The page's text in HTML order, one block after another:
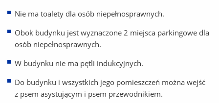
Nie ma toalety dla osób niepełnosprawnych.
Obok budynku jest wyznaczone 2 miejsca parkingowe dla
osób niepełnosprawnych.
W budynku nie ma pętli indukcyjnych.
Do budynku i wszystkich jego pomieszczeń można wejść
z psem asystującym i psem przewodnikiem.